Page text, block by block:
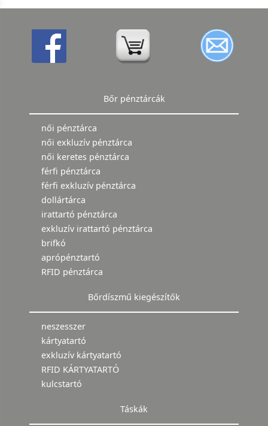
Bőr pénztárcák
női pénztárca
női exkluzív pénztárca
női keretes pénztárca
férfi pénztárca
férfi exkluzív pénztárca
dollártárca
irattartó pénztárca
exkluzív irattartó pénztárca
brifkó
aprópénztartó
RFID pénztárca
Bőrdíszmű kiegészítők
neszesszer
kártyatartó
exkluzív kártyatartó
RFID KÁRTYATARTÓ
kulcstartó
Táskák